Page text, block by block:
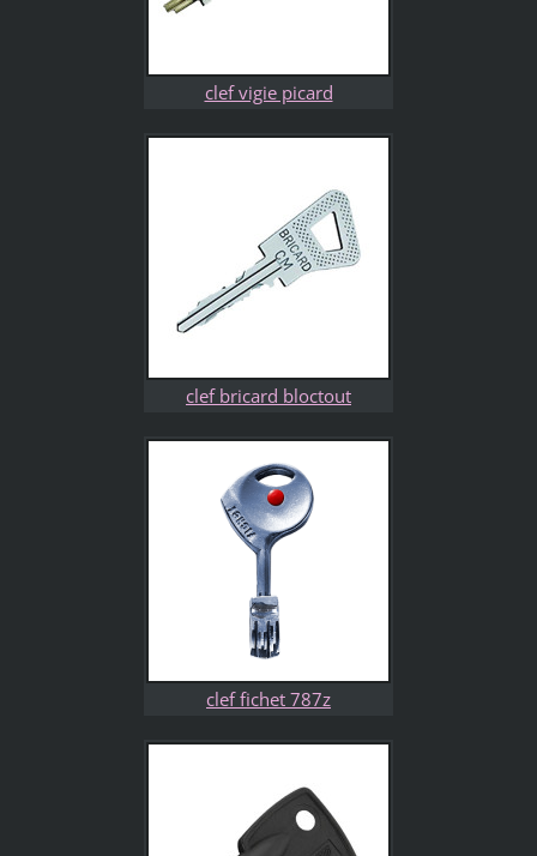
clef vigie picard
clef bricard bloctout
clef fichet 787z